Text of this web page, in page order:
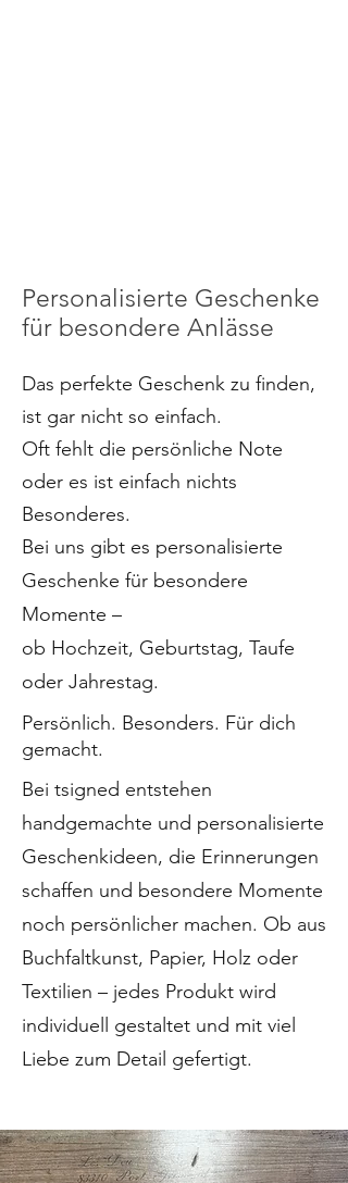
Personalisierte Geschenke
für besondere Anlässe
Das perfekte Geschenk zu finden,
ist gar nicht so einfach.
Oft fehlt die persönliche Note
oder es ist einfach nichts
Besonderes.
Bei uns gibt es personalisierte
Geschenke für besondere
Momente –
ob Hochzeit, Geburtstag, Taufe
oder Jahrestag.
Persönlich. Besonders. Für dich
gemacht.
Bei tsigned entstehen
handgemachte und personalisierte
Geschenkideen, die Erinnerungen
schaffen und besondere Momente
noch persönlicher machen. Ob aus
Buchfaltkunst, Papier, Holz oder
Textilien – jedes Produkt wird
individuell gestaltet und mit viel
Liebe zum Detail gefertigt.